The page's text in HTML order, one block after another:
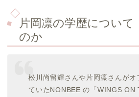
片岡凛の学歴について
のか
松川尚留輝さんや片岡凛さんがオ
ていたNONBEE の「WINGS ON